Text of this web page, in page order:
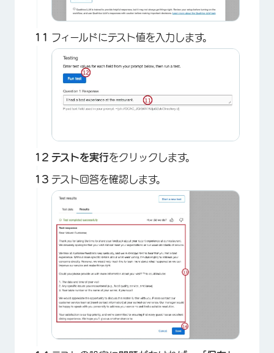
フィールドにテスト値を入力します。
テストを実行をクリックします。
テスト回答を確認します。